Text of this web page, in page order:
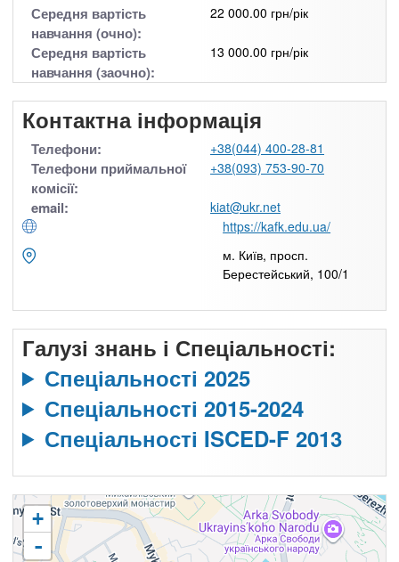
Середня вартість
навчання (очно):
22 000.00 грн/рік
Середня вартість
навчання (заочно):
13 000.00 грн/рік
Контактна інформація
Телефони: +38(044) 400-28-81
Телефони приймальної
комісії:
+38(093) 753-90-70
email:
kiat@ukr.net
https://kafk.edu.ua/
м. Київ, просп.
Берестейський, 100/1
Галузі знань і Спеціальності:
Спеціальності 2025
Спеціальності 2015-2024
Спеціальності ISCED-F 2013
+
-